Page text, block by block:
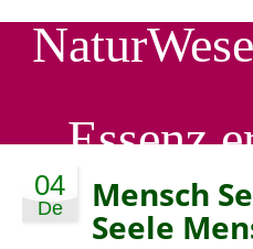
Essenz
04
De Mensch
Seele
NaturWesen-Doris.
90 Tage - ein Neues ICH
SeelenWirkstatt